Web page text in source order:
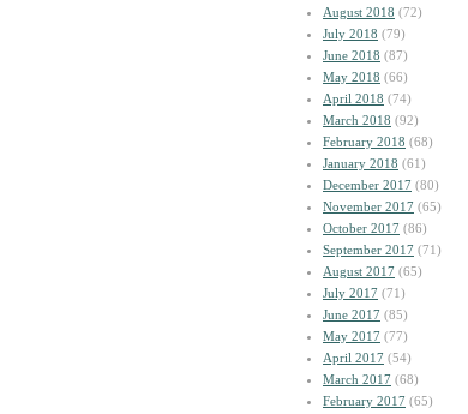
August 2018 (72)
July 2018 (79)
June 2018 (87)
May 2018 (66)
April 2018 (74)
March 2018 (92)
February 2018 (68)
January 2018 (61)
December 2017 (80)
November 2017 (65)
October 2017 (86)
September 2017 (71)
August 2017 (65)
July 2017 (71)
June 2017 (85)
May 2017 (77)
April 2017 (54)
March 2017 (68)
February 2017 (65)